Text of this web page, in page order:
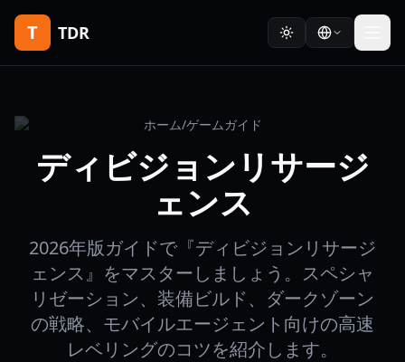
T TDR
ホーム/ゲームガイド
ディビジョンリサージ
ェンス
2026年版ガイドで『ディビジョンリサージ
ェンス』をマスターしましょう。スペシャ
リゼーション、装備ビルド、ダークゾーン
の戦略、モバイルエージェント向けの高速
レベリングのコツを紹介します。